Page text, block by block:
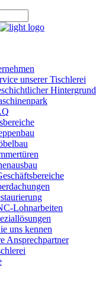
unserer Tischlerei
Hintergrund
Lohnarbeiten
uns kennen
Ansprechpartner